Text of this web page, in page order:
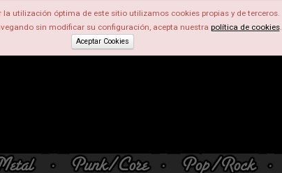
la utilización óptima de este sitio utilizamos cookies propias y de terceros.
sin modificar su configuración, acepta nuestra política de cookies.
Aceptar Cookies